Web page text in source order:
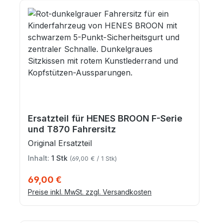
Ersatzteil für HENES BROON F-Serie
und T870 Fahrersitz
Original Ersatzteil
Inhalt: 1 Stk (69,00 € / 1 Stk)
69,00 €
Preise inkl. MwSt. zzgl. Versandkosten